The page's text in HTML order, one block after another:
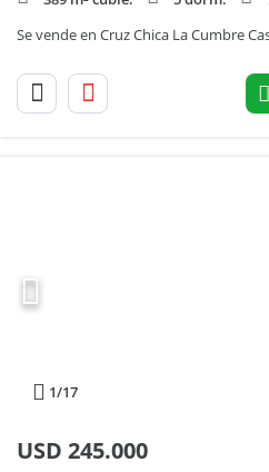
Se vende en Cruz Chica La Cumbre
1/17
USD 245.000